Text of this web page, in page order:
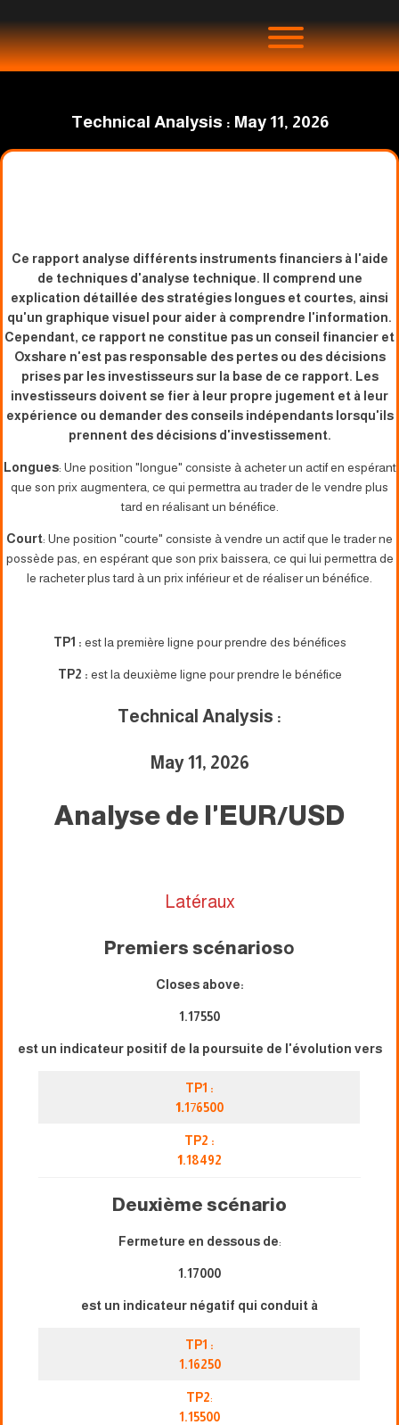
Technical Analysis : May 11, 2026
Ce rapport analyse différents instruments financiers à l'aide
de techniques d'analyse technique. Il comprend une
explication détaillée des stratégies longues et courtes, ainsi
qu'un graphique visuel pour aider à comprendre l'information.
Cependant, ce rapport ne constitue pas un conseil financier et
Oxshare n'est pas responsable des pertes ou des décisions
prises par les investisseurs sur la base de ce rapport. Les
investisseurs doivent se fier à leur propre jugement et à leur
expérience ou demander des conseils indépendants lorsqu'ils
prennent des décisions d'investissement.
Longues: Une position "longue" consiste à acheter un actif en espérant
que son prix augmentera, ce qui permettra au trader de le vendre plus
tard en réalisant un bénéfice.
Court: Une position "courte" consiste à vendre un actif que le trader ne
possède pas, en espérant que son prix baissera, ce qui lui permettra de
le racheter plus tard à un prix inférieur et de réaliser un bénéfice.
TP1 : est la première ligne pour prendre des bénéfices
TP2 : est la deuxième ligne pour prendre le bénéfice
Technical Analysis :
May 11, 2026
Analyse de l'EUR/USD
Latéraux
Premiers scénarioso
Closes above:
1.17550
est un indicateur positif de la poursuite de l'évolution vers
TP1 :
1.1 76500
TP2 :
1.18492
Deuxième scénario
Fermeture en dessous de:
1.17000
est un indicateur négatif qui conduit à
TP1 :
1.16250
TP2:
1.15500